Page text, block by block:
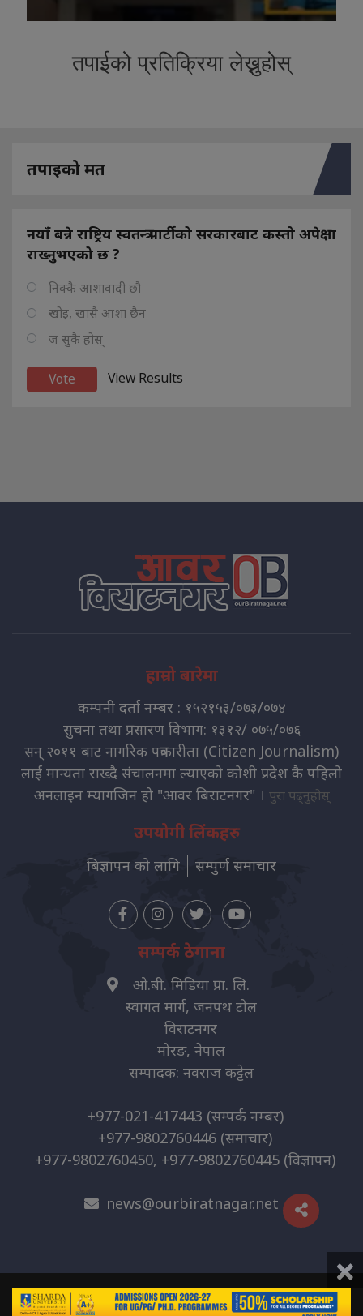
तपाईको प्रतिक्रिया लेख्नुहोस्
तपाइको मत
नयाँ बन्ने राष्ट्रिय स्वतन्त्र पार्टीको सरकारबाट कस्तो अपेक्षा
राख्नुभएको छ ?
निक्कै आशावादी छौ
खोइ, खासै आशा छैन
ज सुकै होस्
View Results
हाम्रो बारेमा
कम्पनी दर्ता नम्बर : १५२१५३/०७३/०७४
सुचना तथा प्रसारण विभाग: १३१२/ ०७५/०७६
सन् २०११ बाट नागरिक पत्रकारीता (Citizen Journalism)
लाई मान्यता राख्दै संचालनमा ल्याएको कोशी प्रदेश कै पहिलो
अनलाइन म्यागजिन हो "आवर बिराटनगर" । पुरा पढ्नुहोस्
उपयोगी लिंकहरु
बिज्ञापन को लागि सम्पुर्ण समाचार
सम्पर्क ठेगाना
ओ.बी. मिडिया प्रा. लि.
स्वागत मार्ग, जनपथ टोल
विराटनगर
मोरङ, नेपाल
सम्पादक: नवराज कट्टेल
+977-021-417443 (सम्पर्क नम्बर)
+977-9802760446 (समाचार)
+977-9802760450, +977-9802760445 (विज्ञापन)
news@ourbiratnagar.net
© 2026 | O.B. Media Pvt. Ltd
×